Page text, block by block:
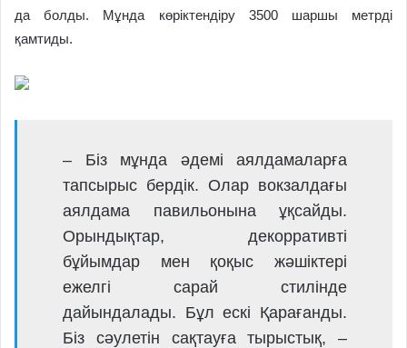
да болды. Мұнда көріктендіру 3500 шаршы метрді
қамтиды.
– Біз мұнда әдемі аялдамаларға
тапсырыс бердік. Олар вокзалдағы
аялдама павильонына ұқсайды.
Орындықтар, декорративті
бұйымдар мен қоқыс жәшіктері
ежелгі сарай стилінде
дайындалады. Бұл ескі Қарағанды.
Біз сәулетін сақтауға тырыстық, –